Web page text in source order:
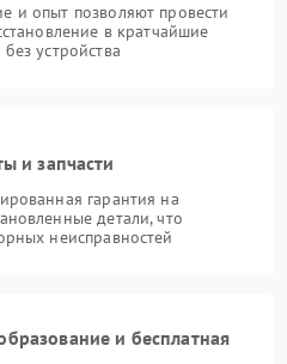
и опыт позволяют провести
в кратчайшие
устройства
и запчасти
гарантия на
детали, что
неисправностей
и бесплатная